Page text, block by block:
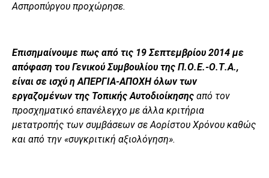
Ασπροπύργου προχώρησε.
Επισημαίνουμε πως από τις 19 Σεπτεμβρίου 2014 με
απόφαση του Γενικού Συμβουλίου της Π.Ο.Ε.-Ο.Τ.Α.,
είναι σε ισχύ η ΑΠΕΡΓΙΑ-ΑΠΟΧΗ όλων των
εργαζομένων της Τοπικής Αυτοδιοίκησης από τον
προσχηματικό επανέλεγχο με άλλα κριτήρια
μετατροπής των συμβάσεων σε Αορίστου Χρόνου καθώς
και από την «συγκριτική αξιολόγηση».